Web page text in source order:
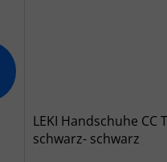
LEKI Handschuhe CC
schwarz- schwarz